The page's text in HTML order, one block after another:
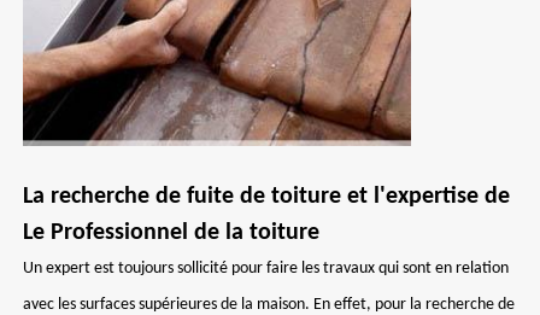
La recherche de fuite de toiture et l'expertise de
Le Professionnel de la toiture
Un expert est toujours sollicité pour faire les travaux qui sont en relation
avec les surfaces supérieures de la maison. En effet, pour la recherche de